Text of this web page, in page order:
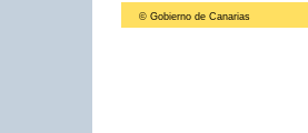
© Gobierno de Canarias